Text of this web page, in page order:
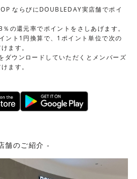
ならびにDOUBLEDAY実店舗でポイ
の還元率でポイントをさしあげます。
ント1円換算で、1ポイント単位で次の
ます。
ダウンロードしていただくとメンバーズ
ます。
舗のご紹介 -